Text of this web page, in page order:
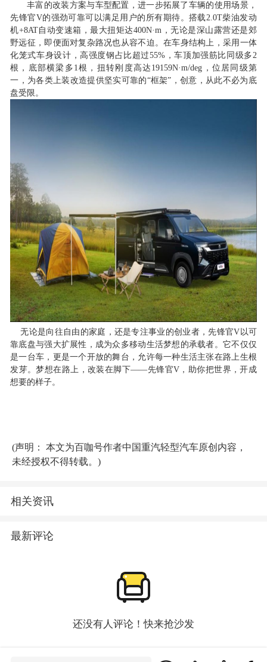
丰富的改装方案与车型配置，进一步拓展了车辆的使用场景，
先锋官V的强劲可靠可以满足用户的所有期待。搭载2.0T柴油发动
机+8AT自动变速箱，最大扭矩达400N·m，无论是深山露营还是郊
野远征，即便面对复杂路况也从容不迫。在车身结构上， 采用一体
化笼式车身设计，高强度钢占比超过55%，车顶加强筋比同级多2
根，底部横梁多1根，扭转刚度高达19159N·m/deg，位居同级第
一，为各类上装改造提供坚实可靠的“框架”，创意，从此不必为底
盘受限。
无论是向往自由的家庭，还是专注事业的创业者，先锋官V以可
靠底盘与强大扩展性，成为众多移动生活梦想的承载者。它不仅仅
是一台车，更是一个开放的舞台，允许每一种生活主张在路上生根
发芽。梦想在路上，改装在脚下——先锋官V，助你把世界，开成
想要的样子。
(声明： 本文为百咖号作者中国重汽轻型汽车原创内容，
未经授权不得转载。)
相关资讯
最新评论
还没有人评论！快来抢沙发